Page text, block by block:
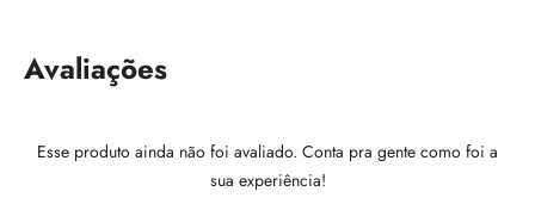
Avaliações
Esse produto ainda não foi avaliado. Conta pra gente como foi a
sua experiência!